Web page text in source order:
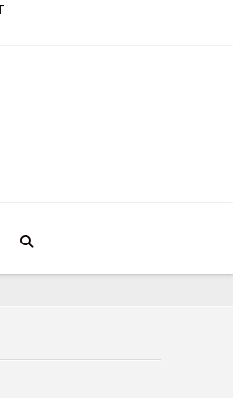
geschlossen. Seine Funktionalität ist